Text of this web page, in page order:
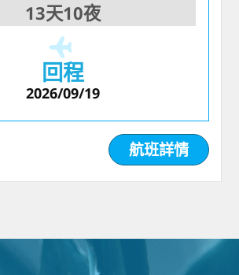
13天10夜
回程
2026/09/19
航班詳情